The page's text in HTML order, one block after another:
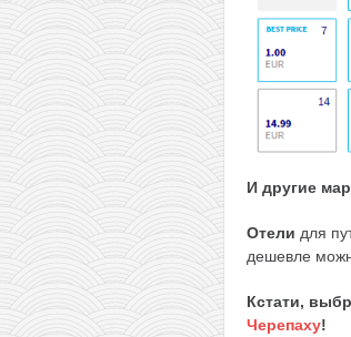
И другие
Отели для
дешевле
Кстати,
Черепаху!